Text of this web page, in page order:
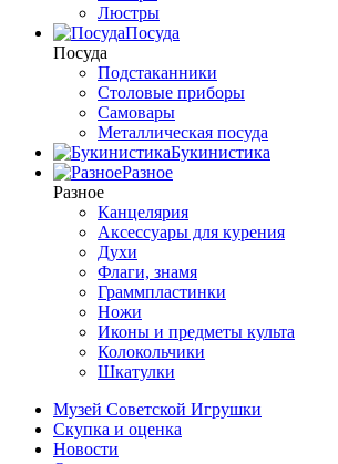
Люстры
Посуда
Посуда
Подстаканники
Столовые приборы
Самовары
Металлическая посуда
Букинистика
Разное
Разное
Канцелярия
Аксессуары для курения
Духи
Флаги, знамя
Граммпластинки
Ножи
Иконы и предметы культа
Колокольчики
Шкатулки
Музей Советской Игрушки
Скупка и оценка
Новости